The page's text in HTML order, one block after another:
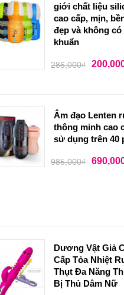
giới chất liệu
cao cấp, mịn,
đẹp và không có
khuẩn
286,000₫
Âm đạo Lenten
thông minh cao
sử dụng trên 40
985,000₫
Dương Vật Giả
Cấp Tỏa Nhiệt
Thụt Đa Năng
Bị Thủ Dâm Nữ